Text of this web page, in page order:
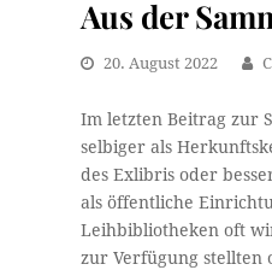
Aus der
20. August 2022
Im letzten Beitrag zur
selbiger als
des Exlibris oder
als öffentliche
Leihbibliotheken oft
zur Verfügung stellten